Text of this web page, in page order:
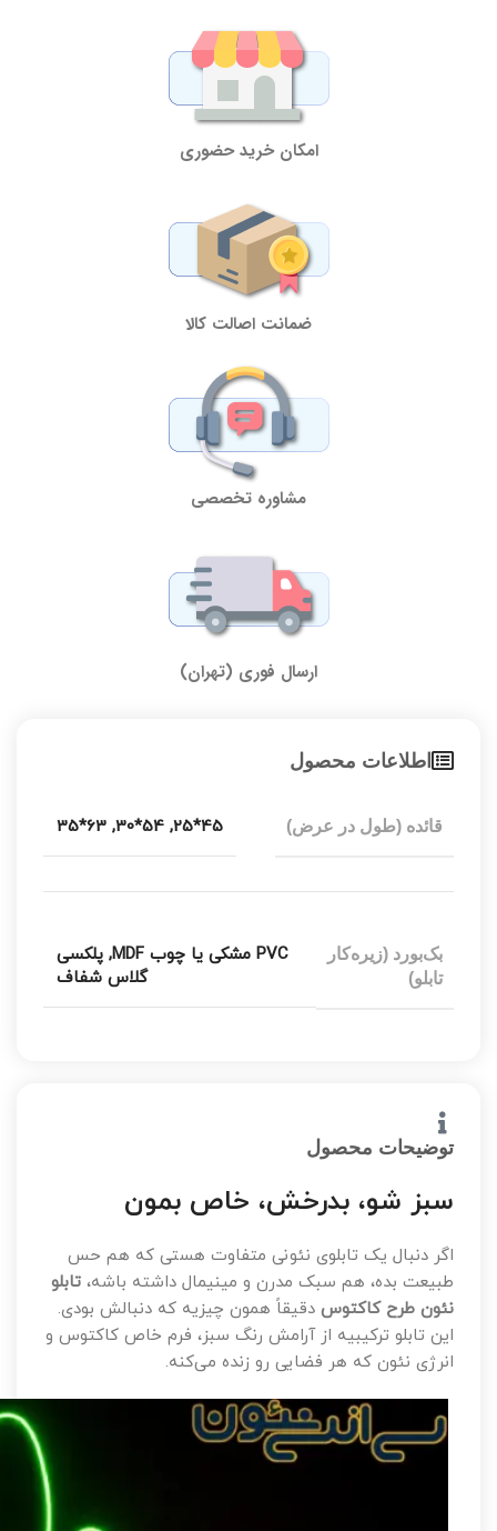
امکان خرید حضوری
ضمانت اصالت کالا
مشاوره تخصصی
ارسال فوری (تهران)
اطلاعات محصول
قائده (طول در عرض) 45*25
,
54*30
,
63*35
بک‌بورد (زیره‌کار
تابلو)
PVC مشکی یا چوب MDF , پلکسی
گلاس شفاف
توضیحات محصول
سبز شو، بدرخش، خاص بمون
اگر دنبال یک تابلوی نئونی متفاوت هستی که هم حس
طبیعت بده، هم سبک مدرن و مینیمال داشته باشه، تابلو
نئون طرح کاکتوس دقیقاً همون چیزیه که دنبالش بودی.
این تابلو ترکیبیه از آرامش رنگ سبز، فرم خاص کاکتوس و
انرژی نئون که هر فضایی رو زنده می‌کنه.